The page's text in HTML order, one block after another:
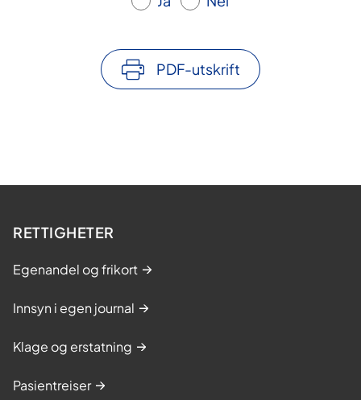
PDF-utskrift
RETTIGHETER
Egenandel og frikort
Innsyn i egen journal
Klage og erstatning
Pasientreiser